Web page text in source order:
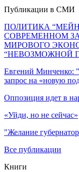
Публикации в СМИ
ПОЛИТИКА
СОВРЕМЕННОМ
МИРОВОГО
“НЕВОЗМОЖНОЙ
Евгений Минченко:
запрос на «новую
Оппозиция идет в
«Уйди, но не сейчас»
"Желание
Все публикации
Книги